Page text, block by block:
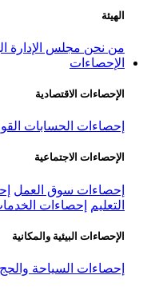
الهيئة
من نحن مجلس الإدارة
الإحصاءات
الإحصاءات الاقتصادية
إحصاءات الحسابات
الإحصاءات الاجتماعية
إحصاءات سوق العمل
التعليم
إحصاءات
الإحصاءات البيئية والمكانية
إحصاءات السياحة